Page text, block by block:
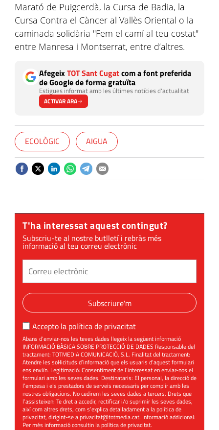
Marató de Puigcerdà, la Cursa de Badia, la
Cursa Contra el Càncer al Vallès Oriental o la
caminada solidària "Fem el camí al teu costat"
entre Manresa i Montserrat, entre d’altres.
AfegeixTOT Sant Cugatcom a font preferida
de Google de forma gratuïta
Estigues informat amb les últimes notícies d'actualitat
ACTIVAR ARA
ECOLÒGIC AIGUA
T'ha interessat aquest contingut?
Subscriu-te al nostre butlletí i rebràs més
informació al teu correu electrònic
Subscriure'm
Accepto la política de privacitat
Abans d’enviar-nos les teves dades llegeix la següent informació
INFORMACIÓ BÀSICA SOBRE PROTECCIÓ DE DADES Responsable del
tractament: TOTMEDIA COMUNICACIÓ, S.L. Finalitat del tractament:
Atendre les sol·licituds d’informació que els usuaris d’aquest formulari
ens enviïn. Legitimació: Consentiment de l’interessat en enviar-nos el
formulari amb les seves dades. Destinataris: El personal, la direcció de
l’empesa i els prestadors de serveis necessaris per complir amb les
nostres obligacions. No cedirem les seves dades a tercers. Drets que
l’assisteixen: Te dret a accedir, rectificar i/o suprimir les seves dades,
així com altres drets, com s’explica detalladament a la política de
privacitat, dirigint-se aprivacitat@totmedia.cat. Informació addicional:
Per més informació consultin lapolítica de privacitat.